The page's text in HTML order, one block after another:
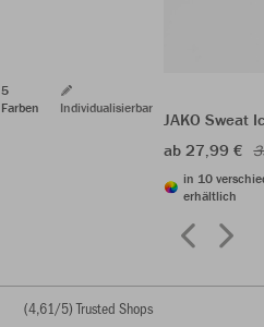
5
Farben
Individualisierbar
JAKO Sweat
ab 27,99 €
in 10
erhältlich
(4,61/5) Trusted Shops